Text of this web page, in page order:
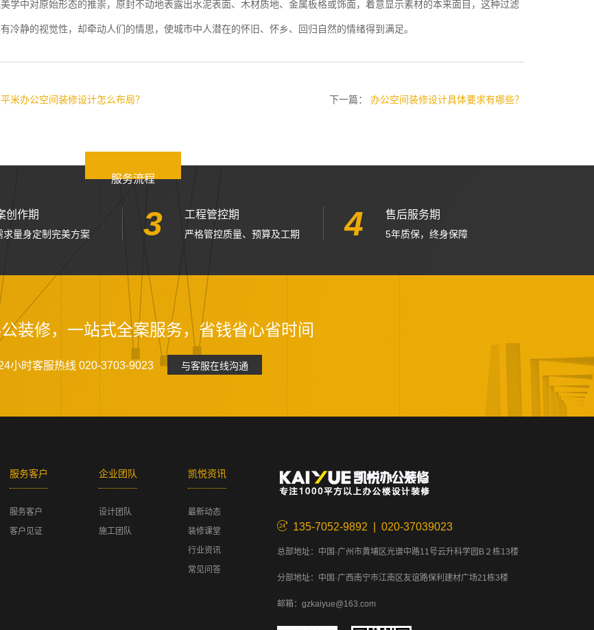
学中对原始形态的推崇，原封不动地表露出水泥表面、木材质地、金属板格或饰面，着意显示素材的本来面目，这种过滤
冷静的视觉性，却牵动人们的情思，使城市中人潜在的怀旧、怀乡、回归自然的情绪得到满足。
米办公空间装修设计怎么布局？ 下一篇： 办公空间装修设计具体要求有哪些？
服务流程
创作期
求量身定制完美方案 3 工程管控期
严格管控质量、预算及工期 4 售后服务期
5年质保，终身保障
装修，一站式全案服务，省钱省心省时间
小时客服热线 020-3703-9023 与客服在线沟通
服务客户
服务客户
客户见证
企业团队
设计团队
施工团队
凯悦资讯
最新动态
装修课堂
行业资讯
常见问答
135-7052-9892 | 020-37039023
总部地址：中国·广州市黄埔区光谱中路11号云升科学园B２栋13楼
分部地址：中国·广西南宁市江南区友谊路保利建材广场21栋3楼
邮箱：gzkaiyue@163.com